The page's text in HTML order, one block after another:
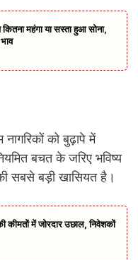
महंगा या सस्ता हुआ सोना,
को बुढ़ापे में
बचत के जरिए भविष्य
सबसे बड़ी खासियत है।
में जोरदार उछाल, निवेशकों